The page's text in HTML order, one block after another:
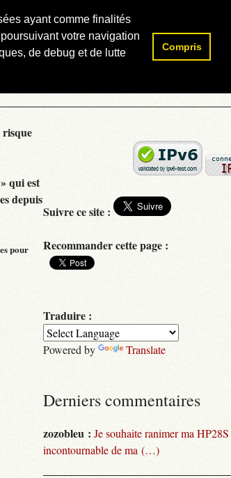
ayant comme finalités
votre navigation
de debug et de lutte
Compris
risque
» qui est
depuis
pour
Rechercher :
Suivre ce site :
Recommander cette page :
Traduire :
Powered by Translate
Derniers commentaires
zozobleu : Je souhaite ranimer ma
incontournable de ma (…)